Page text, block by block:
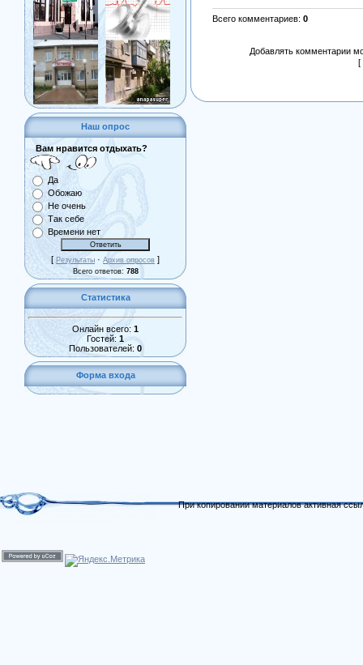
Наш опрос
Вам нравится отдыхать?
Да
Обожаю
Не очень
Так себе
Времени нет
[ Результаты · Архив опросов ]
Всего ответов: 788
Статистика
Онлайн всего: 1
Гостей: 1
Пользователей: 0
Форма входа
Всего комментариев: 0
Добавлять комментарии
[
При копировании материалов активная